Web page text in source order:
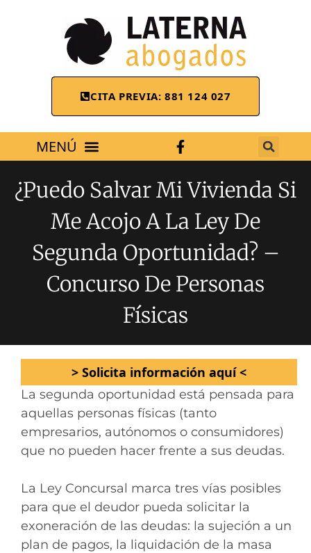
CITA PREVIA: 881 124 027
¿Puedo Salvar Mi Vivienda Si
Me Acojo A La Ley De
Segunda Oportunidad? –
Concurso De Personas
Físicas
> Solicita información aquí <
La segunda oportunidad está pensada para
aquellas personas físicas (tanto
empresarios, autónomos o consumidores)
que no pueden hacer frente a sus deudas.
La Ley Concursal marca tres vías posibles
para que el deudor pueda solicitar la
exoneración de las deudas: la sujeción a un
plan de pagos, la liquidación de la masa